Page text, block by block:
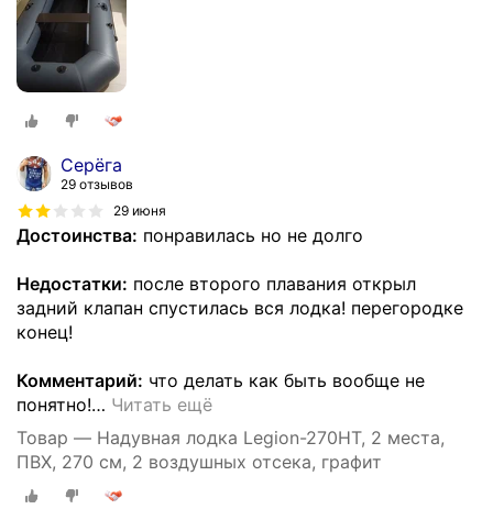
Серёга
29 отзывов
29 июня
Достоинства: понравилась но не долго
Недостатки: после второго плавания открыл
задний клапан спустилась вся лодка! перегородке
конец!
Комментарий: что делать как быть вообще не
понятно!… Читать ещё
Товар — Надувная лодка Legion-270HT, 2 места,
ПВХ, 270 см, 2 воздушных отсека, графит